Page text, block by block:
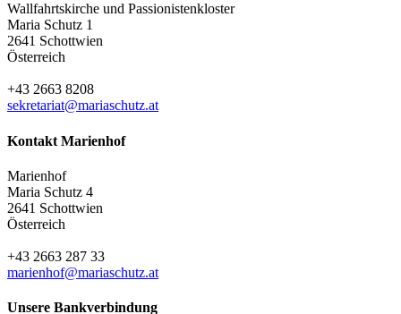
Wallfahrtskirche und Passionistenkloster
Maria Schutz 1
2641 Schottwien
Österreich
+43 2663 8208
sekretariat@mariaschutz.at
Kontakt Marienhof
Marienhof
Maria Schutz 4
2641 Schottwien
Österreich
+43 2663 287 33
marienhof@mariaschutz.at
Unsere Bankverbindung